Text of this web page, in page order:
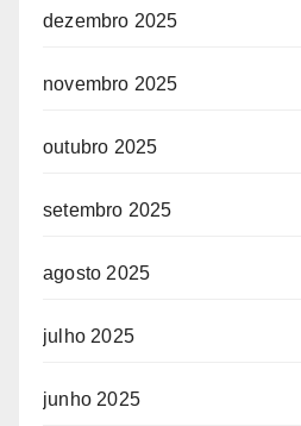
dezembro 2025
novembro 2025
outubro 2025
setembro 2025
agosto 2025
julho 2025
junho 2025